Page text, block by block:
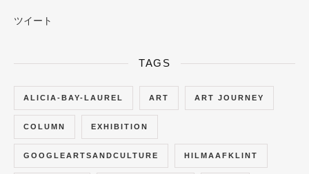
ツイート
TAGS
ALICIA-BAY-LAUREL ART ART JOURNEY
COLUMN EXHIBITION
GOOGLEARTSANDCULTURE HILMAAFKLINT